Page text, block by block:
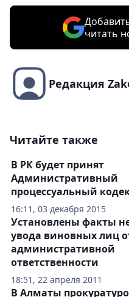
читать
Редакция
Читайте также
16:11, 03 декабря 2015
В РК будет принят
Административный
процессуальный
18:51, 22 апреля 2011
Установлены факты
увода виновных лиц
административной
ответственности
В Алматы